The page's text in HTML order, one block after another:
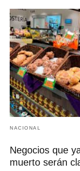
NACIONAL
Negocios que
muerto serán